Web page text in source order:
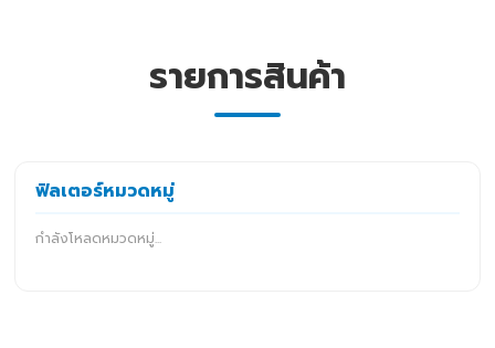
รายการสินค้า
ฟิลเตอร์หมวดหมู่
กำลังโหลดหมวดหมู่...